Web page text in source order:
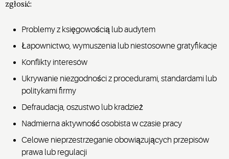
zgłosić:
Problemy z księgowością lub audytem
Łapownictwo, wymuszenia lub niestosowne gratyfikacje
Konflikty interesów
Ukrywanie niezgodności z procedurami, standardami lub
politykami firmy
Defraudacja, oszustwo lub kradzież
Nadmierna aktywność osobista w czasie pracy
Celowe nieprzestrzeganie obowiązujących przepisów
prawa lub regulacji